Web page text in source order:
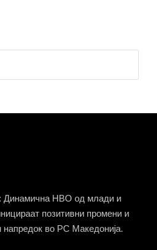
Динамична НВО од млади и
позитивни промени и
во РС Македонија.